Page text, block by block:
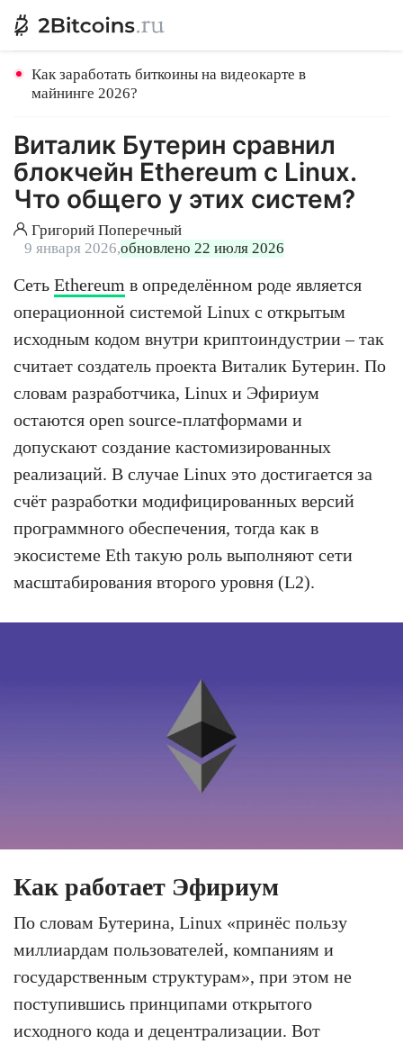
Как заработать биткоины на видеокарте в
майнинге 2026?
Виталик Бутерин сравнил
блокчейн Ethereum с Linux.
Что общего у этих систем?
Григорий Поперечный
9 января 2026,обновлено 22 июля 2026
Сеть Ethereum в определённом роде является
операционной системой Linux с открытым
исходным кодом внутри криптоиндустрии – так
считает создатель проекта Виталик Бутерин. По
словам разработчика, Linux и Эфириум
остаются open source-платформами и
допускают создание кастомизированных
реализаций. В случае Linux это достигается за
счёт разработки модифицированных версий
программного обеспечения, тогда как в
экосистеме Eth такую роль выполняют сети
масштабирования второго уровня (L2).
Как работает Эфириум
По словам Бутерина, Linux «принёс пользу
миллиардам пользователей, компаниям и
государственным структурам», при этом не
поступившись принципами открытого
исходного кода и децентрализации. Вот